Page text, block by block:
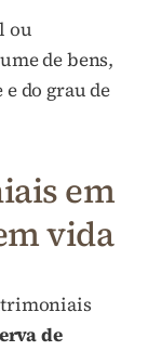
ou
de bens,
do grau de
em
vida
de